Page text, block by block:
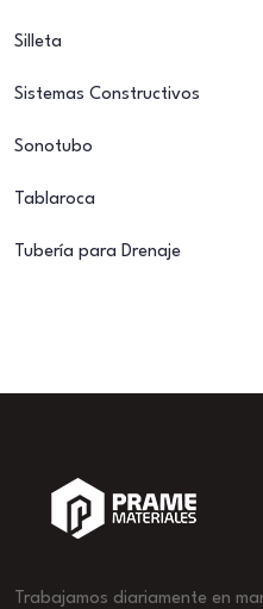
Silleta
Sistemas Constructivos
Sonotubo
Tablaroca
Tubería para Drenaje
Trabajamos diariamente en